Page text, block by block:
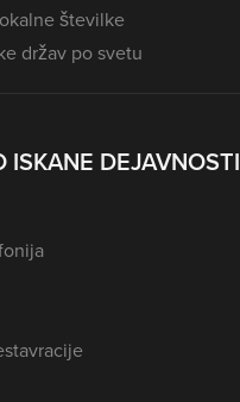
številke
držav po svetu
ISKANE DEJAVNOSTI